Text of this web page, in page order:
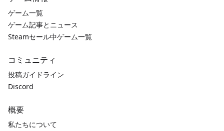
ゲーム一覧
ゲーム記事とニュース
Steamセール中ゲーム一覧
コミュニティ
投稿ガイドライン
Discord
概要
私たちについて